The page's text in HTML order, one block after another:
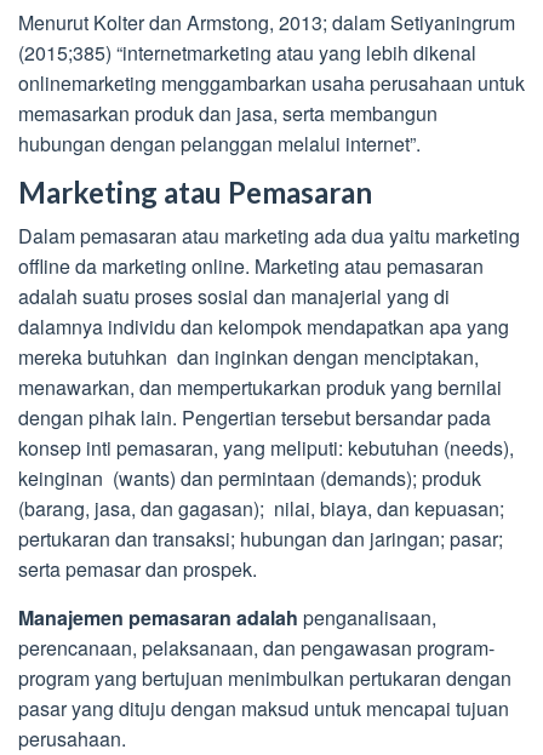
Menurut Kolter dan Armstong, 2013; dalam Setiyaningrum
(2015;385) “internetmarketing atau yang lebih dikenal
onlinemarketing menggambarkan usaha perusahaan untuk
memasarkan produk dan jasa, serta membangun
hubungan dengan pelanggan melalui internet”.
Marketing atau Pemasaran
Dalam pemasaran atau marketing ada dua yaitu marketing
offline da marketing online. Marketing atau pemasaran
adalah suatu proses sosial dan manajerial yang di
dalamnya individu dan kelompok mendapatkan apa yang
mereka butuhkan dan inginkan dengan menciptakan,
menawarkan, dan mempertukarkan produk yang bernilai
dengan pihak lain. Pengertian tersebut bersandar pada
konsep inti pemasaran, yang meliputi: kebutuhan (needs),
keinginan (wants) dan permintaan (demands); produk
(barang, jasa, dan gagasan); nilai, biaya, dan kepuasan;
pertukaran dan transaksi; hubungan dan jaringan; pasar;
serta pemasar dan prospek.
Manajemen pemasaran adalah penganalisaan,
perencanaan, pelaksanaan, dan pengawasan program-
program yang bertujuan menimbulkan pertukaran dengan
pasar yang dituju dengan maksud untuk mencapai tujuan
perusahaan.